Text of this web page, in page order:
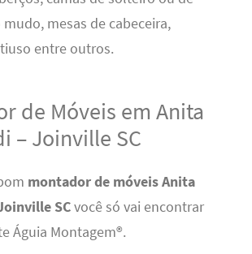
mesas de cabeceira,
entre outros.
de Móveis em Anita
– Joinville SC
montador de móveis Anita
SCvocê só vai encontrar
Águia Montagem®.